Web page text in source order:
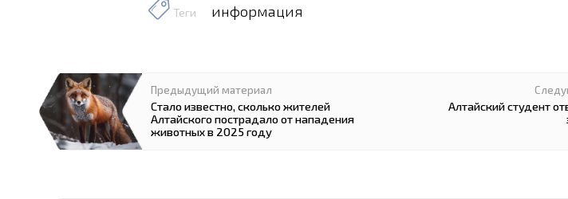
Теги информация
Предыдущий материал
Стало известно, сколько жителей
Алтайского пострадало от нападения
животных в 2025 году
Алтайский студент